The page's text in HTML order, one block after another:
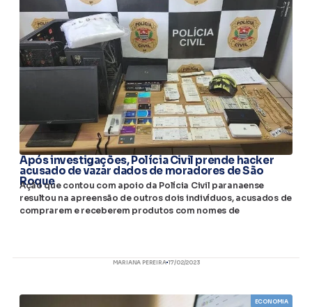
Após investigações, Polícia Civil prende hacker
acusado de vazar dados de moradores de São
Roque
Ação que contou com apoio da Polícia Civil paranaense
resultou na apreensão de outros dois indivíduos, acusados de
comprarem e receberem produtos com nomes de
MARIANA PEREIRA 17/02/2023
ECONOMIA